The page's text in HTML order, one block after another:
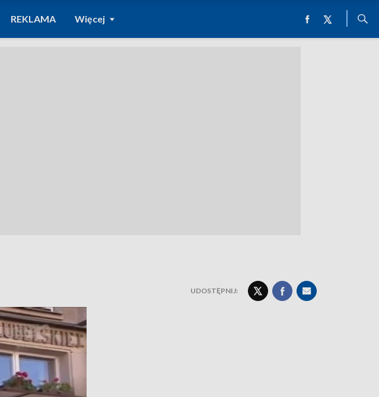
REKLAMA Więcej
UDOSTĘPNIJ: